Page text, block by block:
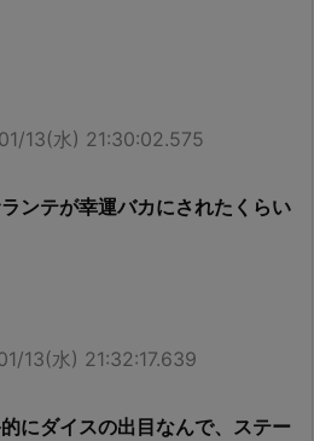
13(水) 21:30:02.575
ンテが幸運バカにされたくらい
13(水) 21:32:17.639
にダイスの出目なんで、ステー